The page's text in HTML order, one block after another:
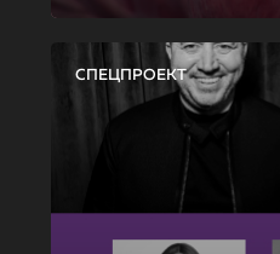
СПЕЦПРОЕКТ